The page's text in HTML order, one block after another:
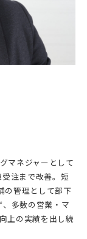
マネジャーとして
注まで改善。短
の管理として部下
多数の営業・マ
上の実績を出し続